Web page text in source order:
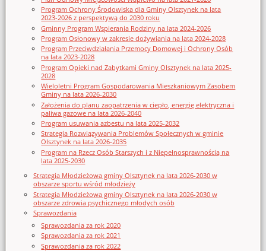
Program Ochrony Środowiska dla Gminy Olsztynek na lata
2023-2026 z perspektywą do 2030 roku
Gminny Program Wspierania Rodziny na lata 2024-2026
Program Osłonowy w zakresie dożywiania na lata 2024-2028
Program Przeciwdziałania Przemocy Domowej i Ochrony Osób
na lata 2023-2028
Program Opieki nad Zabytkami Gminy Olsztynek na lata 2025-
2028
Wieloletni Program Gospodarowania Mieszkaniowym Zasobem
Gminy na lata 2026-2030
Założenia do planu zaopatrzenia w ciepło, energię elektryczna i
paliwa gazowe na lata 2026-2040
Program usuwania azbestu na lata 2025-2032
Strategia Rozwiązywania Problemów Społecznych w gminie
Olsztynek na lata 2026-2035
Program na Rzecz Osób Starszych i z Niepełnosprawnością na
lata 2025-2030
Strategia Młodzieżowa gminy Olsztynek na lata 2026-2030 w
obszarze sportu wśród młodzieży
Strategia Młodzieżowa gminy Olsztynek na lata 2026-2030 w
obszarze zdrowia psychicznego młodych osób
Sprawozdania
Sprawozdania za rok 2020
Sprawozdania za rok 2021
Sprawozdania za rok 2022